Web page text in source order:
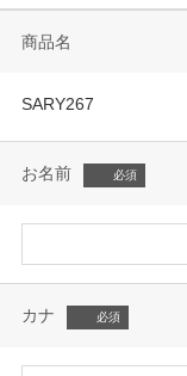
商品名
SARY267
お名前
カナ